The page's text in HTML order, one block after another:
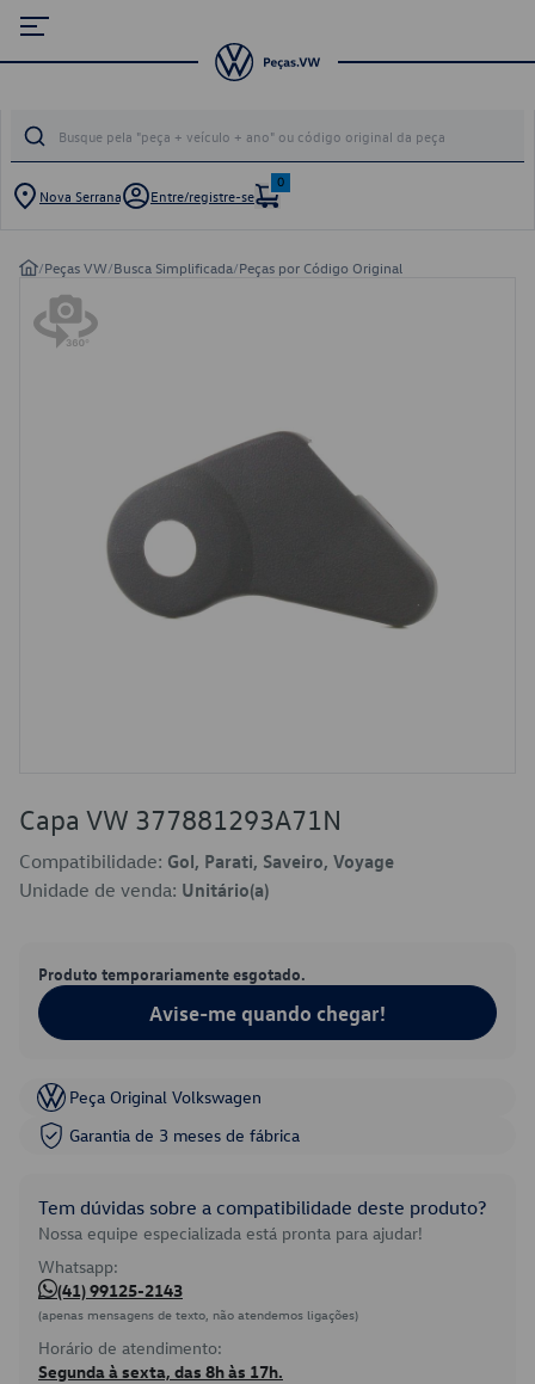
Nova Serrana Entre/registre-se
0
/Peças VW/Busca Simplificada/Peças por Código Original
Capa VW 377881293A71N
Compatibilidade: Gol, Parati, Saveiro, Voyage
Unidade de venda: Unitário(a)
Produto temporariamente esgotado.
Avise-me quando chegar!
Peça Original Volkswagen
Garantia de 3 meses de fábrica
Tem dúvidas sobre a compatibilidade deste produto?
Nossa equipe especializada está pronta para ajudar!
Whatsapp:
(41) 99125-2143
(apenas mensagens de texto, não atendemos ligações)
Horário de atendimento:
Segunda à sexta, das 8h às 17h.